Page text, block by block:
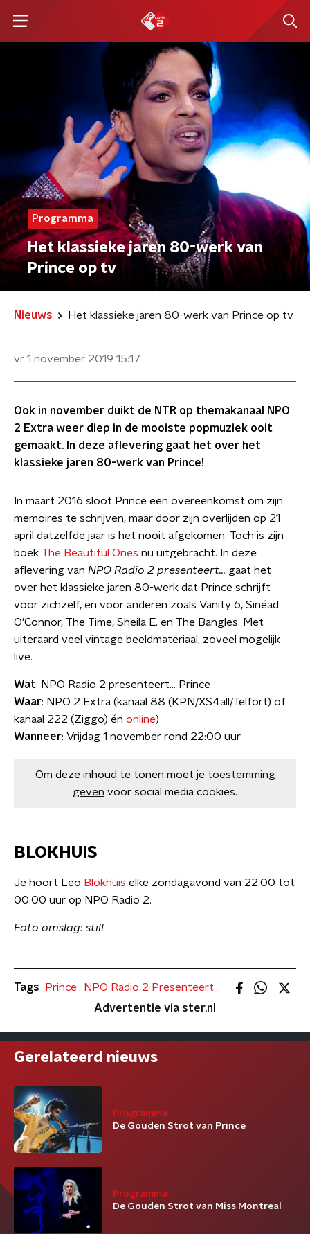
Programma
Het klassieke jaren 80-werk van
Prince op tv
Nieuws Het klassieke jaren 80-werk van Prince op tv
vr 1 november 2019 15:17
Ook in november duikt de NTR op themakanaal NPO
2 Extra weer diep in de mooiste popmuziek ooit
gemaakt. In deze aflevering gaat het over het
klassieke jaren 80-werk van Prince!
In maart 2016 sloot Prince een overeenkomst om zijn
memoires te schrijven, maar door zijn overlijden op 21
april datzelfde jaar is het nooit afgekomen. Toch is zijn
boek The Beautiful Ones nu uitgebracht. In deze
aflevering van NPO Radio 2 presenteert... gaat het
over het klassieke jaren 80-werk dat Prince schrijft
voor zichzelf, en voor anderen zoals Vanity 6, Sinéad
O'Connor, The Time, Sheila E. en The Bangles. Met
uiteraard veel vintage beeldmateriaal, zoveel mogelijk
live.
Wat: NPO Radio 2 presenteert… Prince
Waar: NPO 2 Extra (kanaal 88 (KPN/XS4all/Telfort) of
kanaal 222 (Ziggo) én online)
​Wanneer: Vrijdag 1 november rond 22:00 uur
Om deze inhoud te tonen moet je toestemming
geven voor social media cookies.
BLOKHUIS
Je hoort Leo Blokhuis elke zondagavond van 22.00 tot
00.00 uur op NPO Radio 2.
Foto omslag: still
Tags Prince
NPO Radio 2 Presenteert...
Advertentie via ster.nl
Gerelateerd nieuws
Programma
De Gouden Strot van Prince
Programma
De Gouden Strot van Miss Montreal